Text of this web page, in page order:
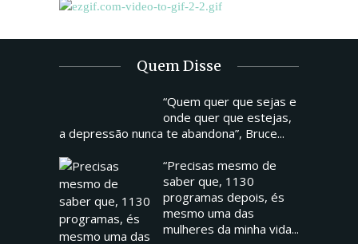
Quem Disse
“Quem quer que sejas e
onde quer que estejas,
a depressão nunca te abandona”, Bruce...
“Precisas mesmo de
saber que, 1130
programas depois, és
mesmo uma das
mulheres da minha vida...